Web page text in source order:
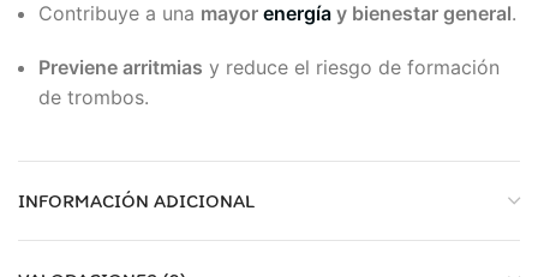
Contribuye a una mayor energía y bienestar general.
Previene arritmias y reduce el riesgo de formación
de trombos.
INFORMACIÓN ADICIONAL